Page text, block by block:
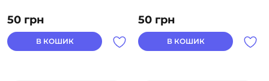
50 грн
В КОШИК
50 грн
В КОШИК